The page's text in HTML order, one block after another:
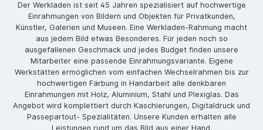
Der Werkladen ist seit 45 Jahren spezialisiert auf hochwertige
Einrahmungen von Bildern und Objekten für Privatkunden,
Künstler, Galerien und Museen. Eine Werkladen-Rahmung macht
aus jedem Bild etwas Besonderes. Für jeden noch so
ausgefallenen Geschmack und jedes Budget finden unsere
Mitarbeiter eine passende Einrahmungsvariante. Eigene
Werkstätten ermöglichen vom einfachen Wechselrahmen bis zur
hochwertigen Färbung in Handarbeit alle denkbaren
Einrahmungen mit Holz, Aluminium, Stahl und Plexiglas. Das
Angebot wird komplettiert durch Kaschierungen, Digitaldruck und
Passepartout- Spezialitäten. Unsere Kunden erhalten alle
Leistungen rund um das Bild aus einer Hand.